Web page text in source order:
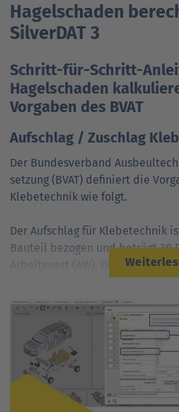
Hagelschaden
SilverDAT 3
Schritt-für-Schritt-
Hagelschaden
Vorgaben des BVAT
Aufschlag / Zuschlag
Der Bundesverband
setzung (BVAT) definiert die
Klebetechnik wie folgt.
Der Aufschlag für Klebetechnik
Bauteil bezogen und beträgt 30
Arbeitswert (AW). Diesen
in der Kalkulation im Abschnitt
Zusätzlich fordert der BVAT,
Klebetechnik“ pro Fahrzeug zu
Klebetechnik angewendet wird.
dies automatisch. Sie ersparen
Doppeleingaben von Hand in